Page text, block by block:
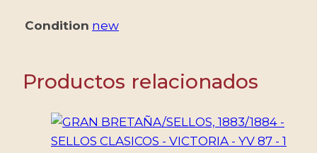
W4
35
STEFAN
Condition new
Productos relacionados